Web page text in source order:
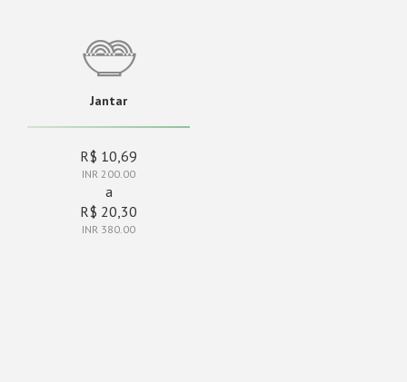
Jantar
R$ 10,69
INR 200.00
a
R$ 20,30
INR 380.00